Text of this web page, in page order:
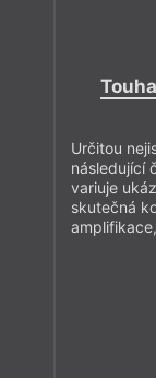
Určitou
následující
variuje
skutečná